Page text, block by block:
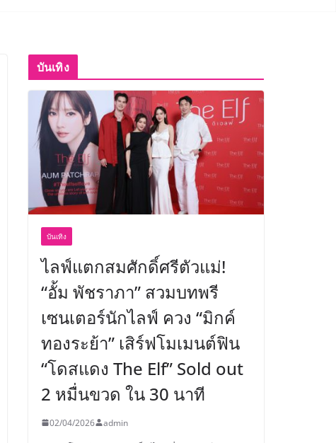
บันเทิง
บันเทิง
ไลฟ์แตกสมศักดิ์ศรีตัวแม่!
“อั้ม พัชราภา” สวมบทพรี
เซนเตอร์นักไลฟ์ ควง “มิกค์
ทองระย้า” เสิร์ฟโมเมนต์ฟิน
“โดสแดง The Elf” Sold out
2 หมื่นขวด ใน 30 นาที
02/04/2026 admin